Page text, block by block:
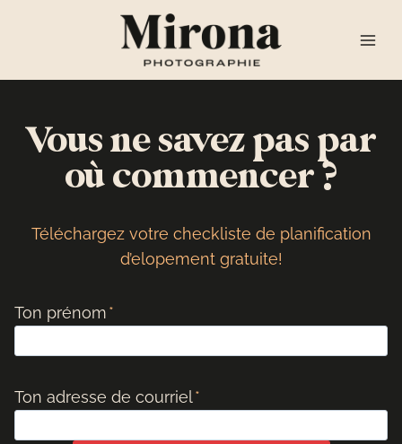
Vous ne savez pas par
où commencer ?
Téléchargez votre checkliste de planification
d’elopement gratuite!
Ton prénom*
Ton adresse de courriel*